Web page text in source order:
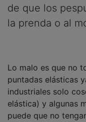
de que los
la prenda o al
Lo malo es que no
puntadas elásticas
industriales solo
elástica) y algunas
puede que no